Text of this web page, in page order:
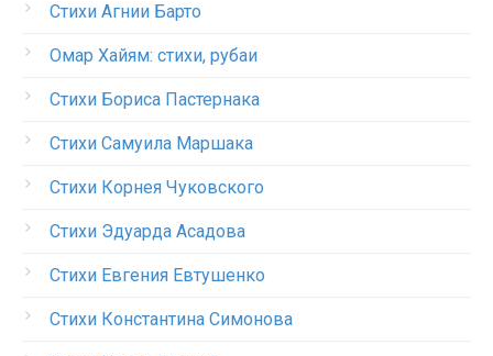
Стихи Агнии Барто
Омар Хайям: стихи, рубаи
Стихи Бориса Пастернака
Стихи Самуила Маршака
Стихи Корнея Чуковского
Стихи Эдуарда Асадова
Стихи Евгения Евтушенко
Стихи Константина Симонова